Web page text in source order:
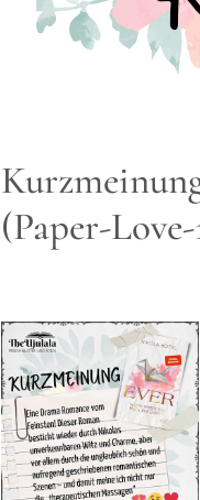
(Paper-Love-